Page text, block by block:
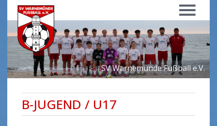
Menü
SV Warnemünde Fußball e.V.
B-JUGEND / U17